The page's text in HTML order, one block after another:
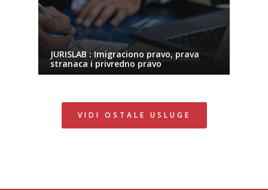
JURISLAB : Imigraciono pravo, prava
stranaca i privredno pravo
VIDI OSTALE USLUGE